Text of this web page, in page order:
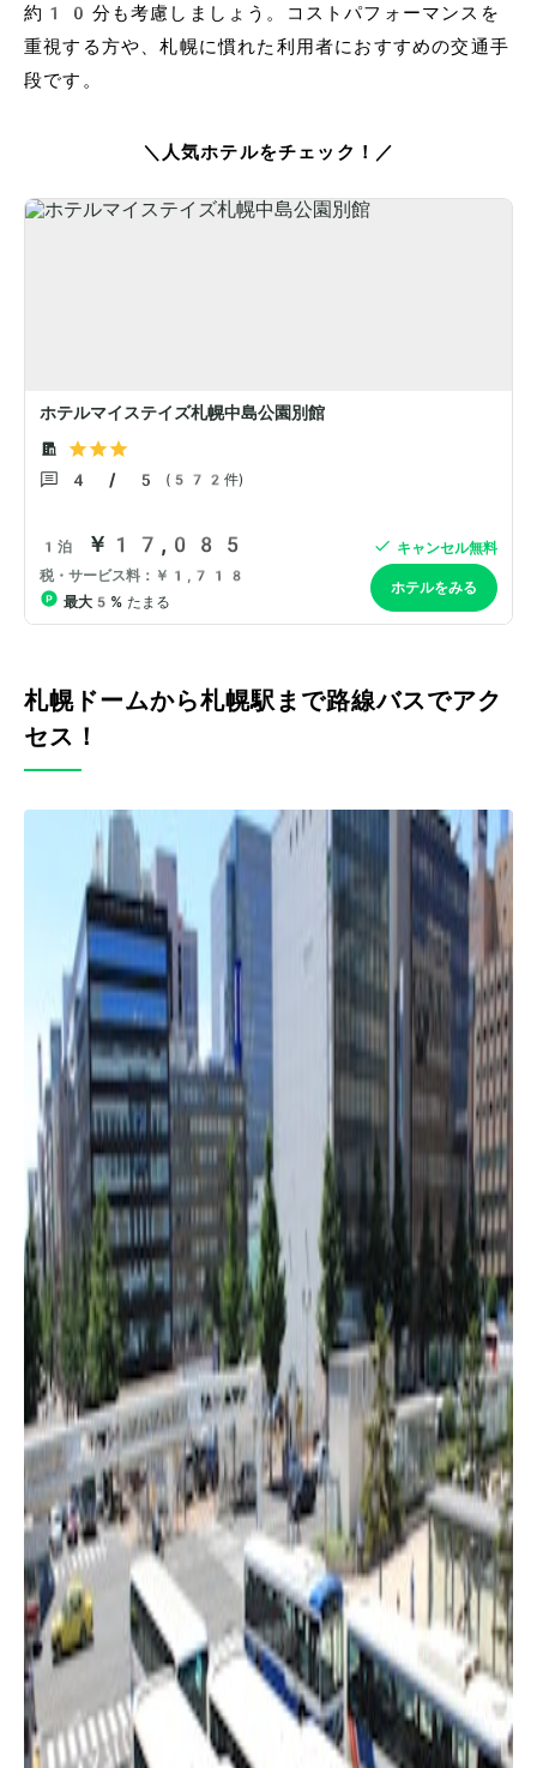
約10分も考慮しましょう。コストパフォーマンスを
重視する方や、札幌に慣れた利用者におすすめの交通手
段です。
＼人気ホテルをチェック！／
札幌ドームから札幌駅まで路線バスでアク
セス！